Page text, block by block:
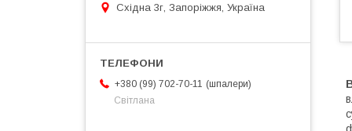
Східна 3г, Запоріжжя, Україна
+380 (99) 702-70-11
шпалери
Світлана